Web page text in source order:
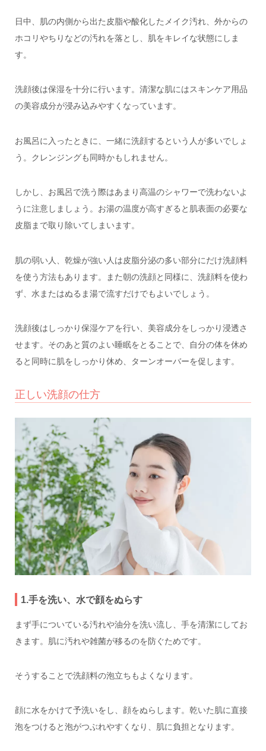
日中、肌の内側から出た皮脂や酸化したメイク汚れ、外からの
ホコリやちりなどの汚れを落とし、肌をキレイな状態にしま
す。
洗顔後は保湿を十分に行います。清潔な肌にはスキンケア用品
の美容成分が浸み込みやすくなっています。
お風呂に入ったときに、一緒に洗顔するという人が多いでしょ
う。クレンジングも同時かもしれません。
しかし、お風呂で洗う際はあまり高温のシャワーで洗わないよ
うに注意しましょう。 お湯の温度が高すぎると肌表面の必要な
皮脂まで取り除いてしまいます。
肌の弱い人、乾燥が強い人は皮脂分泌の多い部分にだけ洗顔料
を使う方法もあります。また朝の洗顔と同様に、洗顔料を使わ
ず、水またはぬるま湯で流すだけでもよいでしょう。
洗顔後はしっかり保湿ケアを行い、美容成分をしっかり浸透さ
せます。そのあと質のよい睡眠をとることで、自分の体を休め
ると同時に肌をしっかり休め、ターンオーバーを促します。
正しい洗顔の仕方
1.手を洗い、水で顔をぬらす
まず手についている汚れや油分を洗い流し、手を清潔にしてお
きます。肌に汚れや雑菌が移るのを防ぐためです。
そうすることで洗顔料の泡立ちもよくなります。
顔に水をかけて予洗いをし、顔をぬらします。乾いた肌に直接
泡をつけると泡がつぶれやすくなり、肌に負担となります。